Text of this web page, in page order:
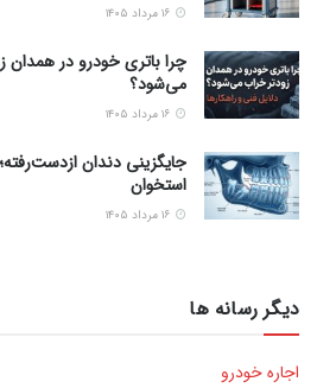
چرا باتری خودرو در همدان
می‌شود؟
جایگزینی دندان ازدست‌رفته؛
استخوان
دیگر رسانه ها
اجاره خودرو